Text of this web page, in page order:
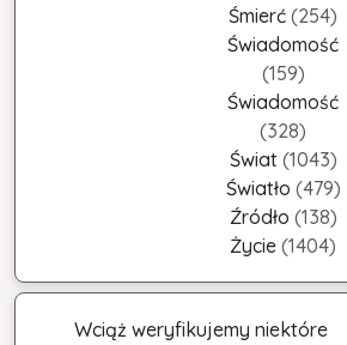
Śmierć (254)
Świadomość
(159)
Świadomość
(328)
Świat (1043)
Światło (479)
Źródło (138)
Życie (1404)
Wciąż weryfikujemy niektóre